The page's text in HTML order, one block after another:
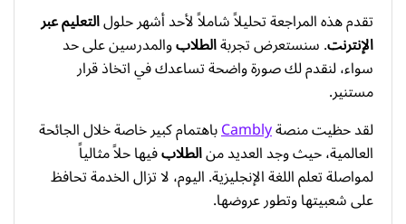
تقدم هذه المراجعة تحليلاً شاملاً لأحد أشهر حلولالتعليم عبر
الإنترنت. سنستعرض تجربةالطلابوالمدرسين على حد
سواء، لنقدم لك صورة واضحة تساعدك في اتخاذ قرار
مستنير.
لقد حظيت منصةCamblyباهتمام كبير خاصة خلال الجائحة
العالمية، حيث وجد العديد منالطلابفيها حلاً مثالياً
لمواصلة تعلم اللغة الإنجليزية. اليوم، لا تزال الخدمة تحافظ
على شعبيتها وتطور عروضها.